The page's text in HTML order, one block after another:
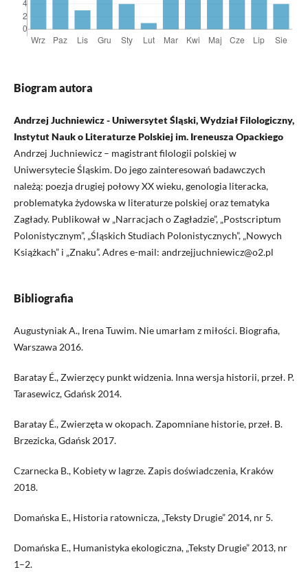
Biogram autora
Andrzej Juchniewicz - Uniwersytet Śląski, Wydział Filologiczny,
Instytut Nauk o Literaturze Polskiej im. Ireneusza Opackiego
Andrzej Juchniewicz – magistrant filologii polskiej w
Uniwersytecie Śląskim. Do jego zainteresowań badawczych
należą: poezja drugiej połowy XX wieku, genologia literacka,
problematyka żydowska w literaturze polskiej oraz tematyka
Zagłady. Publikował w „Narracjach o Zagładzie”, „Postscriptum
Polonistycznym”, „Śląskich Studiach Polonistycznych”, „Nowych
Książkach” i „Znaku”. Adres e-mail: andrzejjuchniewicz@o2.pl
Bibliografia
Augustyniak A., Irena Tuwim. Nie umarłam z miłości. Biografia,
Warszawa 2016.
Baratay É., Zwierzęcy punkt widzenia. Inna wersja historii, przeł. P.
Tarasewicz, Gdańsk 2014.
Baratay É., Zwierzęta w okopach. Zapomniane historie, przeł. B.
Brzezicka, Gdańsk 2017.
Czarnecka B., Kobiety w lagrze. Zapis doświadczenia, Kraków
2018.
Domańska E., Historia ratownicza, „Teksty Drugie” 2014, nr 5.
Domańska E., Humanistyka ekologiczna, „Teksty Drugie” 2013, nr
1–2.